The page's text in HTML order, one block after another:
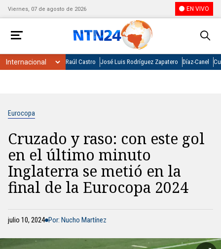
Viernes, 07 de agosto de 2026 EN VIVO
Raúl Castro José Luis Rodríguez Zapatero Díaz-Canel
Eurocopa
Cruzado y raso: con este gol
en el último minuto
Inglaterra se metió en la
final de la Eurocopa 2024
julio 10, 2024 Por: Nucho Martínez